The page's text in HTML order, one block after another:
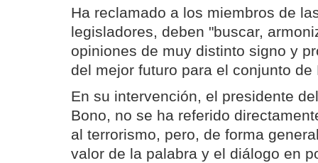
Ha reclamado a los miembros de
legisladores, deben "buscar,
opiniones de muy distinto signo y
del mejor futuro para el conjunto de
En su intervención, el presidente
Bono, no se ha referido
al terrorismo, pero, de forma
valor de la palabra y el diálogo en